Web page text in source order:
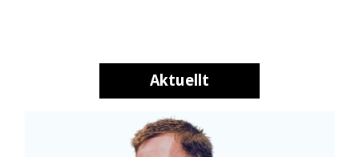
Aktuellt
Aktuellt